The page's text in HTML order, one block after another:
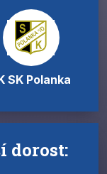
SK Polanka
dorost: